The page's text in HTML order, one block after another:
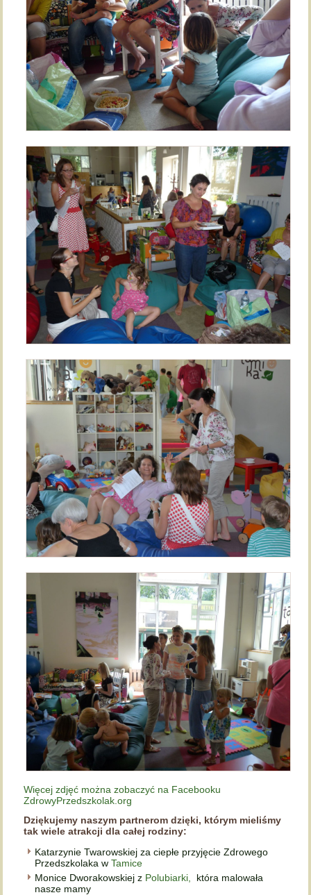
Więcej zdjęć można zobaczyć na Facebooku
ZdrowyPrzedszkolak.org
Dziękujemy naszym partnerom dzięki, którym mieliśmy
tak wiele atrakcji dla całej rodziny:
Katarzynie Twarowskiej za ciepłe przyjęcie Zdrowego
Przedszkolaka wTamice
Monice Dworakowskiej z Polubiarki,
która malowała
nasze mamy